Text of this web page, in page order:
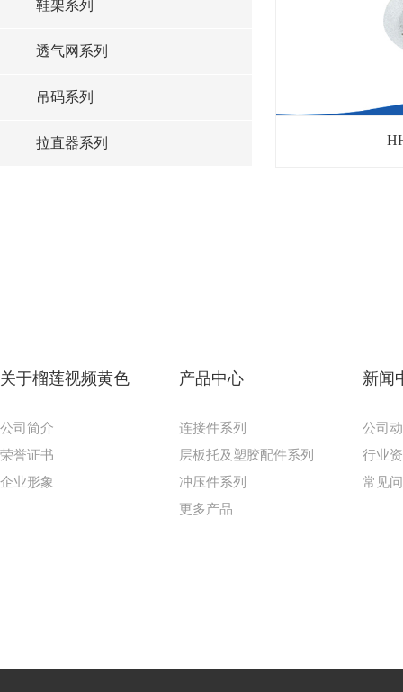
鞋架系列
透气网系列
吊码系列
拉直器系列
关于榴莲视频黄色
公司简介
荣誉证书
企业形象
产品中心
连接件系列
层板托及塑胶配件系列
冲压件系列
更多产品
新闻
公司
行业
常见